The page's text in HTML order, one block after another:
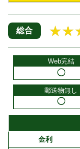
総合
Web完結
◯
郵送物無し
◯
金利